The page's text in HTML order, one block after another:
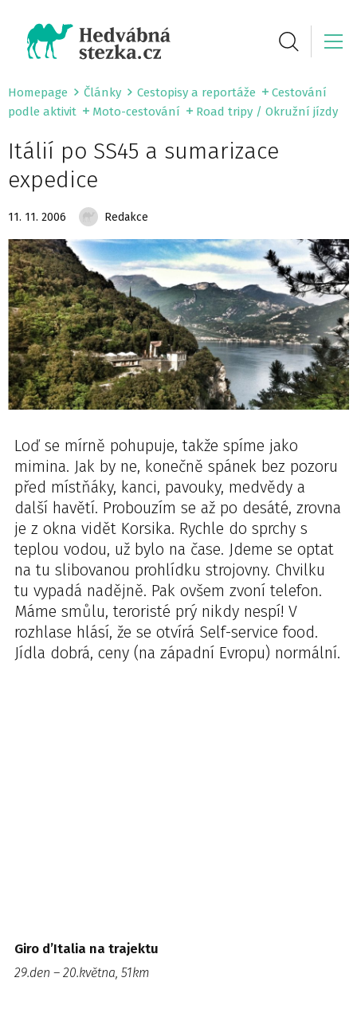
Homepage Články Cestopisy a reportáže
Cestování
podle aktivit
Moto-cestování Road tripy / Okružní jízdy
Itálií po SS45 a sumarizace
expedice
11. 11. 2006 Redakce
Loď se mírně pohupuje, takže spíme jako
mimina. Jak by ne, konečně spánek bez pozoru
před místňáky, kanci, pavouky, medvědy a
další havětí. Probouzím se až po desáté, zrovna
je z okna vidět Korsika. Rychle do sprchy s
teplou vodou, už bylo na čase. Jdeme se optat
na tu slibovanou prohlídku strojovny. Chvilku
tu vypadá nadějně. Pak ovšem zvoní telefon.
Máme smůlu, teroristé prý nikdy nespí! V
rozhlase hlásí, že se otvírá Self-service food.
Jídla dobrá, ceny (na západní Evropu) normální.
Giro d’Italia na trajektu
29.den – 20.května, 51km